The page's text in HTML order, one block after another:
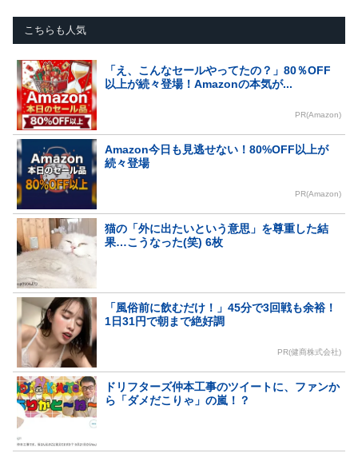
こちらも人気
「え、こんなセールやってたの？」80％OFF
以上が続々登場！Amazonの本気が...
PR(Amazon)
Amazon今日も見逃せない！80%OFF以上が
続々登場
PR(Amazon)
猫の「外に出たいという意思」を尊重した結
果…こうなった(笑) 6枚
「風俗前に飲むだけ！」45分で3回戦も余裕！
1日31円で朝まで絶好調
PR(健商株式会社)
ドリフターズ仲本工事のツイートに、ファンか
ら「ダメだこりゃ」の嵐！？